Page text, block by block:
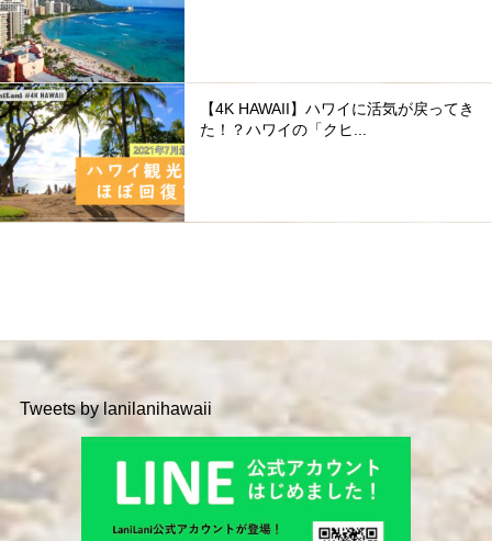
【4K HAWAII】ハワイに活気が戻ってき
た！？ハワイの「クヒ...
Tweets by lanilanihawaii